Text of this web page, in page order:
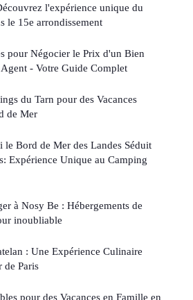
l'expérience unique du
le 15e arrondissement
pour Négocier le Prix d'un Bien
- Votre Guide Complet
du Tarn pour des Vacances
de Mer
le Bord de Mer des Landes Séduit
Expérience Unique au Camping
à Nosy Be : Hébergements de
inoubliable
: Une Expérience Culinaire
Paris
pour des Vacances en Famille en